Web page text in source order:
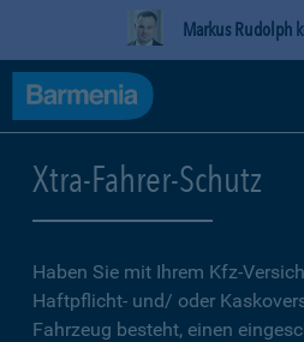
Markus Rudolph
Xtra-Fahrer-Schutz
Haben Sie mit Ihrem Kfz-
Haftpflicht- und/ oder
Fahrzeug besteht, einen